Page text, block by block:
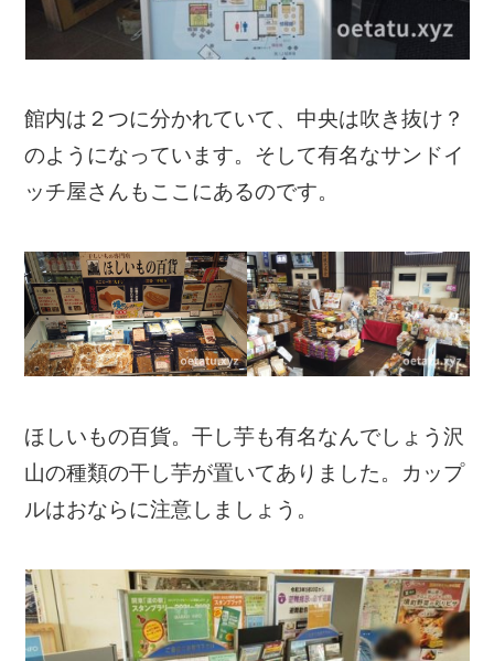
館内は２つに分かれていて、中央は吹き抜け？
のようになっています。そして有名なサンドイ
ッチ屋さんもここにあるのです。
ほしいもの百貨。干し芋も有名なんでしょう沢
山の種類の干し芋が置いてありました。カップ
ルはおならに注意しましょう。